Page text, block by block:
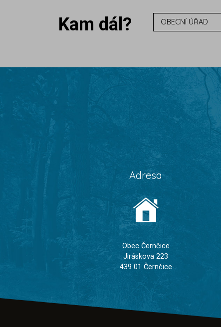
Kam dál? OBECNÍ ÚŘAD
Adresa
Obec Černčice
Jiráskova 223
439 01 Černčice